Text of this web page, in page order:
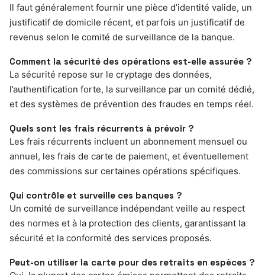
Il faut généralement fournir une pièce d’identité valide, un
justificatif de domicile récent, et parfois un justificatif de
revenus selon le comité de surveillance de la banque.
Comment la sécurité des opérations est-elle assurée ?
La sécurité repose sur le cryptage des données,
l’authentification forte, la surveillance par un comité dédié,
et des systèmes de prévention des fraudes en temps réel.
Quels sont les frais récurrents à prévoir ?
Les frais récurrents incluent un abonnement mensuel ou
annuel, les frais de carte de paiement, et éventuellement
des commissions sur certaines opérations spécifiques.
Qui contrôle et surveille ces banques ?
Un comité de surveillance indépendant veille au respect
des normes et à la protection des clients, garantissant la
sécurité et la conformité des services proposés.
Peut-on utiliser la carte pour des retraits en espèces ?